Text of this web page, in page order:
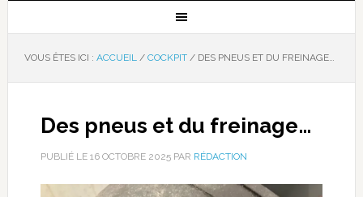
VOUS ÊTES ICI : ACCUEIL / COCKPIT /DES PNEUS ET DU FREINAGE…
Des pneus et du freinage…
PUBLIÉ LE 16 OCTOBRE 2025PAR RÉDACTION